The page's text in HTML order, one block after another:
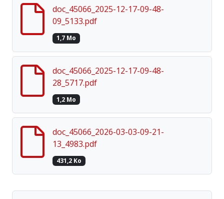
doc_45066_2025-12-17-09-48-
09_5133.pdf
1,7 Mo
doc_45066_2025-12-17-09-48-
28_5717.pdf
1,2 Mo
doc_45066_2026-03-03-09-21-
13_4983.pdf
431,2 Ko